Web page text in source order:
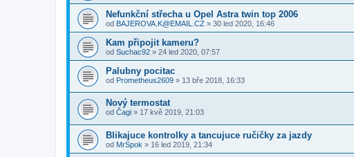
Nefunkční střecha u Opel Astra twin top 2006
od BAJEROVA.K@EMAIL.CZ » 30 led 2020, 16:46
Kam připojit kameru?
od Suchac92 » 24 led 2020, 07:57
Palubny pocitac
od Prometheus2609 » 13 bře 2018, 16:33
Nový termostat
od Čagi » 17 kvě 2019, 21:03
Blikajuce kontrolky a tancujuce ručičky za jazdy
od MrSpok » 16 led 2019, 21:34